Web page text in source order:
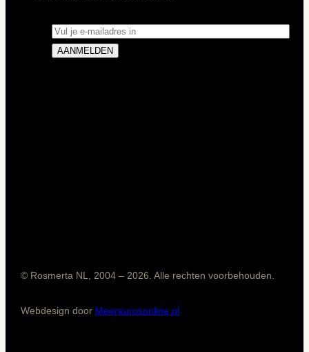
© Rosmerta NL, 2004 – 2026. Alle rechten voorbehouden.
Webdesign door Meereurosonline.nl